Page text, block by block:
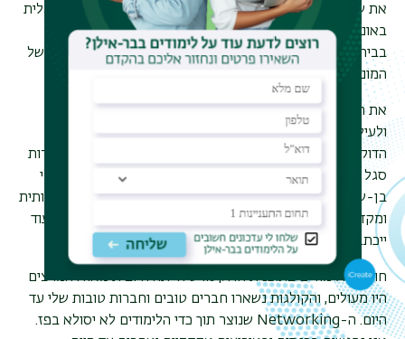
את שני התארים הראשונים שלי למדתי בביה"ס לעבודה סוציאלית
באוניברסיטת חיפה, אך את התואר השלישי החלטתי ללמוד
בביה"ס לעבודה סוציאלית באוניברסיטת בר-אילן, בין היתר בשל
המוניטין הרב שיש לתוכנית זו.
את הדוקטורט כתבתי בהנחייתה המסורה והמקצועית לעילא
ולעילא של פרופ' חיה יצחקי.
הדוקטורט נכתב כחלק מקבוצת מחקר שכללה עוד מספר חברות
סגל מבית הספר: ד"ר דרורית לוי, ד"ר ענת בן-פורת וד"ר שירלי
בן-שלמה. החוויה המחקרית, המדעית והלימודית הייתה משמעותית
ומקדמת, ובסיומה הגשתי את הדוקטורט שעל בסיסו נכתבו (ועוד
ייכתבו) מאמרים בכתבי עת נחשבים.
חוויית הלימודים בתוכנית הדוקטורט הייתה חיובית מאוד. המרצים
היו מעולים, והקולגות נשארו חברים טובים וחברות טובות שלי עד
היום. ה-Networking שנוצר תוך כדי הלימודים לא יסולא בפז.